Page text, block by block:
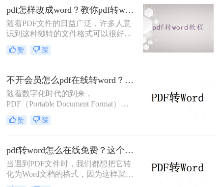
缺陷的，就是我们只能够对这种格式
进行查看，而我们不能够对它进行修
改，导致文档中如果有小错误，大家
也是没有办法能够直接进行修改的
pdf怎样改成word？教你pdf转word在线免费方法！
随着PDF文件的日益广泛，许多人意
识到这种独特的文件格式可以很好地
保护里面的数据和数据，但当需要修
改时却很难下手。想要修改PDF文
在Word文档上面修改，那么pdf怎样
改成word呢？下面一起看看吧！
赞 踩
不开会员怎么pdf在线转word？分享一个实用免费的方法！
随着数字化时代的到来，
PDF（Portable Document Format）成
为了一种非常常见的电子文档格式。
然而，有时候我们需要对PDF文件进
Word文档就非常有必要了。 那么，
不开会员怎么pdf在线转word呢？下面
一起看看吧。
赞 踩
pdf转word怎么在线免费？这个方法可以帮到你！
当遇到PDF文件时，我们都想把它转
化为Word文档的格式，因为这样就能
编辑PDF文件了。那么你知道怎么pdf